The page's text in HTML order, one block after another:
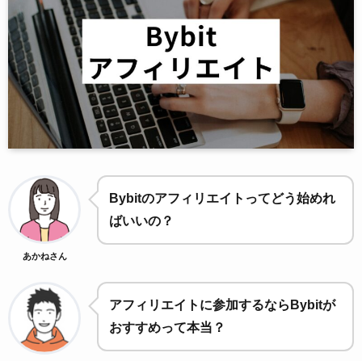
あかねさん
Bybitのアフィリエイトってどう始めれ
ばいいの？
アフィリエイトに参加するならBybitが
おすすめって本当？